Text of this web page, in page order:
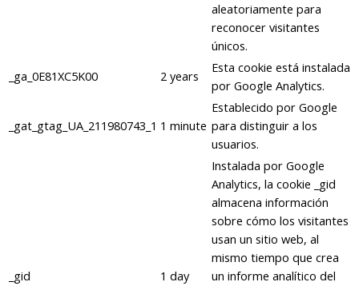
aleatoriamente para
reconocer visitantes
únicos.
_ga_0E81XC5K00
2 years
Esta cookie está instalada
por Google Analytics.
_gat_gtag_UA_211980743_1 1 minute
Establecido por Google
para distinguir a los
usuarios.
_gid 1 day
Instalada por Google
Analytics, la cookie _gid
almacena información
sobre cómo los visitantes
usan un sitio web, al
mismo tiempo que crea
un informe analítico del